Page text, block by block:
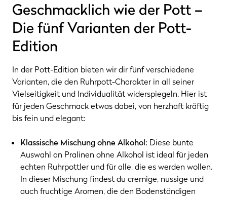
Geschmacklich wie der Pott –
Die fünf Varianten der Pott-
Edition
In der Pott-Edition bieten wir dir fünf verschiedene
Varianten, die den Ruhrpott-Charakter in all seiner
Vielseitigkeit und Individualität widerspiegeln. Hier ist
für jeden Geschmack etwas dabei, von herzhaft kräftig
bis fein und elegant:
Klassische Mischung ohne Alkohol: Diese bunte
Auswahl an Pralinen ohne Alkohol ist ideal für jeden
echten Ruhrpottler und für alle, die es werden wollen.
In dieser Mischung findest du cremige, nussige und
auch fruchtige Aromen, die den Bodenständigen